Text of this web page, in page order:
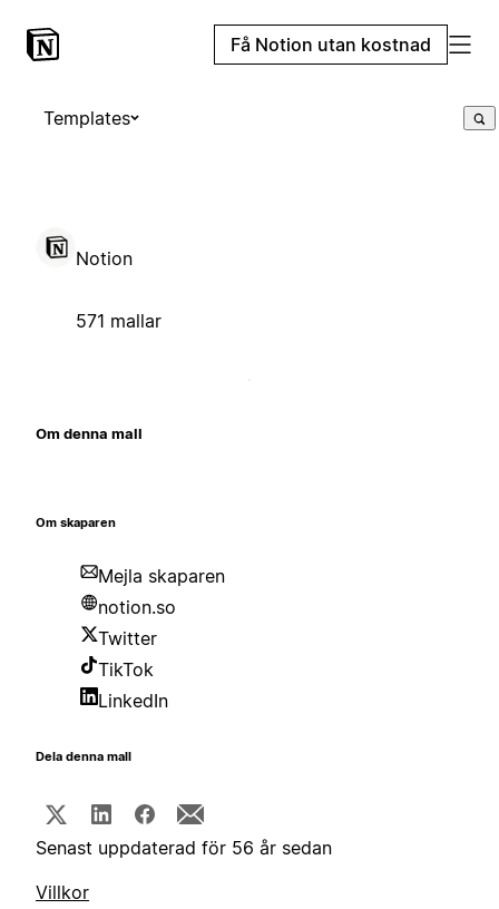
Få Notion utan kostnad
Templates
Notion
571 mallar
Om denna mall
Om skaparen
Mejla skaparen
notion.so
Twitter
TikTok
LinkedIn
Dela denna mall
Senast uppdaterad för 56 år sedan
Villkor